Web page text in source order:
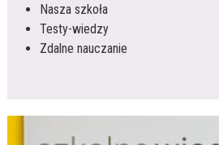
Nasza szkoła
Testy-wiedzy
Zdalne nauczanie